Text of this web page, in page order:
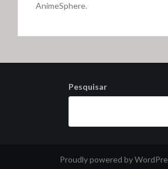
AnimeSphere.
Pesquisar
Proudly powered by